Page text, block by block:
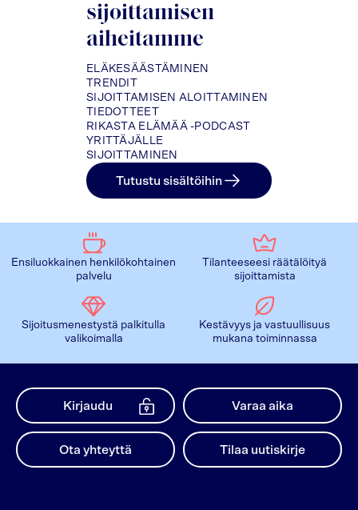
sijoittamisen
aiheitamme
ELÄKESÄÄSTÄMINEN
TRENDIT
SIJOITTAMISEN ALOITTAMINEN
TIEDOTTEET
RIKASTA ELÄMÄÄ -PODCAST
YRITTÄJÄLLE
SIJOITTAMINEN
Tutustu sisältöihin
Ensiluokkainen henkilökohtainen
palvelu
Tilanteeseesi räätälöityä
sijoittamista
Sijoitusmenestystä palkitulla
valikoimalla
Kestävyys ja vastuullisuus
mukana toiminnassa
Kirjaudu Varaa aika
Ota yhteyttä Tilaa uutiskirje